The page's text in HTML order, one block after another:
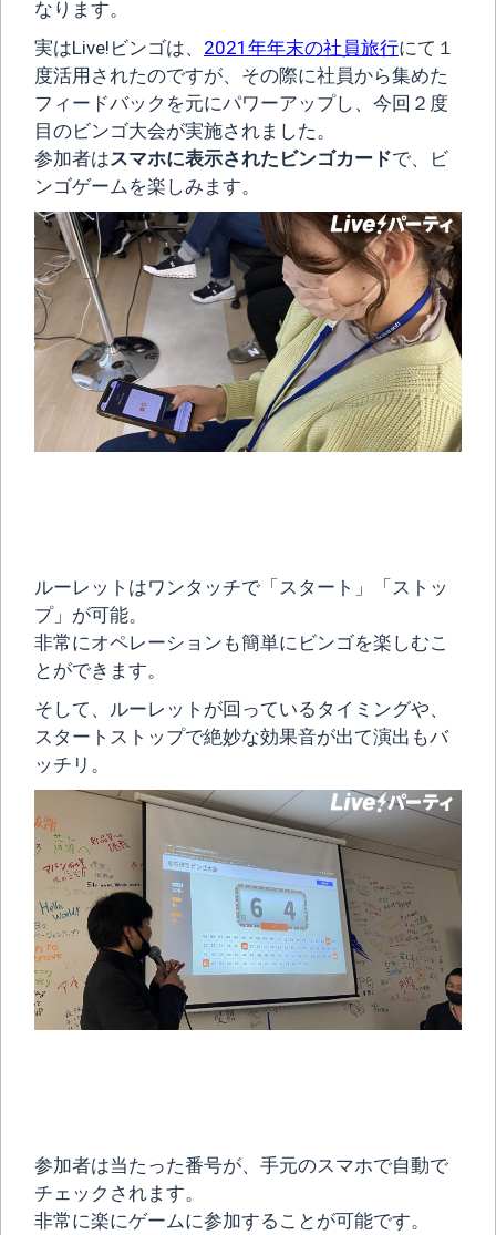
なります。
実はLive!ビンゴは、 2021年年末の社員旅行にて１
度活用されたのですが、その際に社員から集めた
フィードバックを元にパワーアップし、今回２度
目のビンゴ大会が実施されました。
参加者はスマホに表示されたビンゴカードで、ビ
ンゴゲームを楽しみます。
ルーレットはワンタッチで「スタート」「ストッ
プ」が可能。
非常にオペレーションも簡単にビンゴを楽しむこ
とができます。
そして、ルーレットが回っているタイミングや、
スタートストップで絶妙な効果音が出て演出もバ
ッチリ。
参加者は当たった番号が、手元のスマホで自動で
チェックされます。
非常に楽にゲームに参加することが可能です。